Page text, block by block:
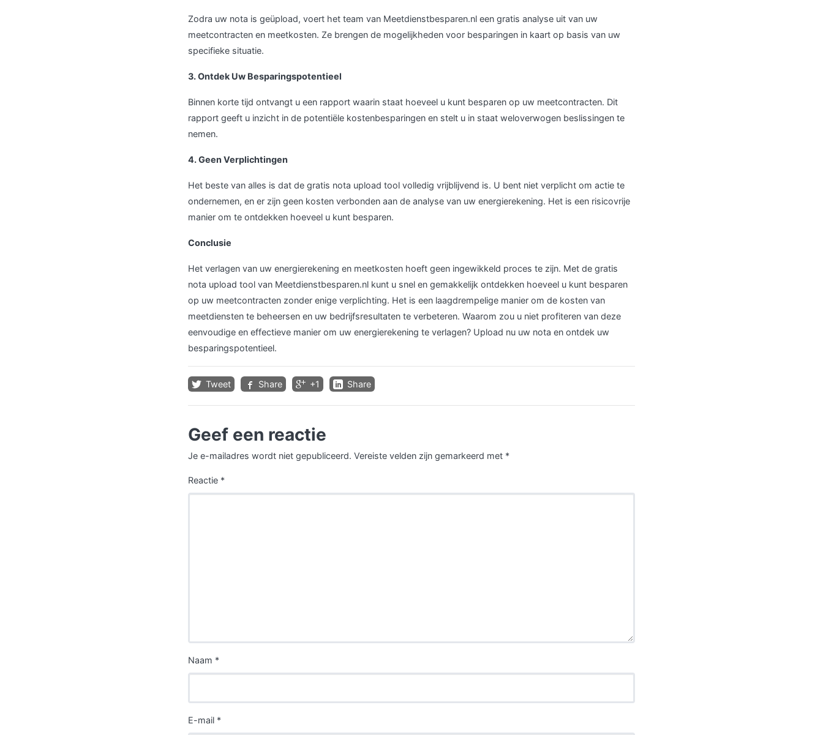
Zodra uw nota is geüpload, voert het team van Meetdienstbesparen.nl een gratis analyse uit van uw
meetcontracten en meetkosten. Ze brengen de mogelijkheden voor besparingen in kaart op basis van uw
specifieke situatie.
3. Ontdek Uw Besparingspotentieel
Binnen korte tijd ontvangt u een rapport waarin staat hoeveel u kunt besparen op uw meetcontracten. Dit
rapport geeft u inzicht in de potentiële kostenbesparingen en stelt u in staat weloverwogen beslissingen te
nemen.
4. Geen Verplichtingen
Het beste van alles is dat de gratis nota upload tool volledig vrijblijvend is. U bent niet verplicht om actie te
ondernemen, en er zijn geen kosten verbonden aan de analyse van uw energierekening. Het is een risicovrije
manier om te ontdekken hoeveel u kunt besparen.
Conclusie
Het verlagen van uw energierekening en meetkosten hoeft geen ingewikkeld proces te zijn. Met de gratis
nota upload tool van Meetdienstbesparen.nl kunt u snel en gemakkelijk ontdekken hoeveel u kunt besparen
op uw meetcontracten zonder enige verplichting. Het is een laagdrempelige manier om de kosten van
meetdiensten te beheersen en uw bedrijfsresultaten te verbeteren. Waarom zou u niet profiteren van deze
eenvoudige en effectieve manier om uw energierekening te verlagen? Upload nu uw nota en ontdek uw
besparingspotentieel.
Tweet Share +1 Share
Geef een reactie
Je e-mailadres wordt niet gepubliceerd. Vereiste velden zijn gemarkeerd met *
Reactie *
Naam *
E-mail *